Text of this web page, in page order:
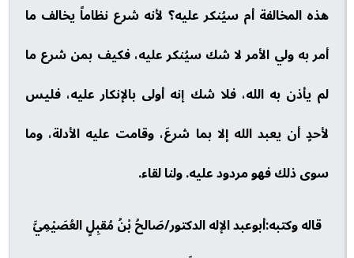
هذه المخالفة أم سيُنكر عليه؟ لأنه شرع نظاماً يخالف ما
أمر به ولي الأمر لا شك سيُنكر عليه، فكيف بمن شرع ما
لم يأذن به الله، فلا شك إنه أولى بالإنكار عليه، فليس
لأحدٍ أن يعبد الله إلا بما شرعَ، وقامت عليه الأدلة، وما
سوى ذلك فهو مردود عليه. ولنا لقاء.
قاله وكتبه:أبوعبد الإله الدكتور/صَالحُ بْنُ مُقبِلٍ العُصَيْمِيَّ